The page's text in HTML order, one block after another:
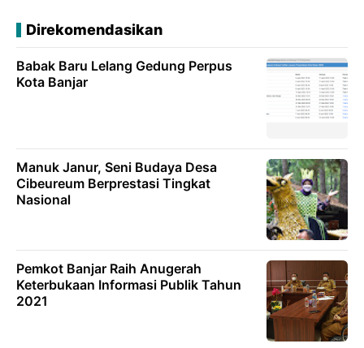
Direkomendasikan
Babak Baru Lelang Gedung Perpus
Kota Banjar
Manuk Janur, Seni Budaya Desa
Cibeureum Berprestasi Tingkat
Nasional
Pemkot Banjar Raih Anugerah
Keterbukaan Informasi Publik Tahun
2021